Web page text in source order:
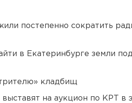
постепенно сократить
в Екатеринбурге земли под
кладбищ
на аукцион по КРТ в